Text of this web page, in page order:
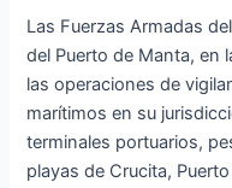
Las Fuerzas Armadas
del Puerto de Manta, en
las operaciones de
marítimos en su
terminales portuarios,
playas de Crucita,
marítimos
en
Manabí